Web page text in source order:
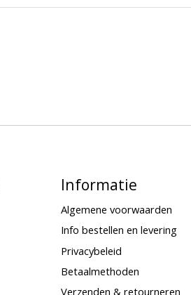
Informatie
Algemene voorwaarden
Info bestellen en levering
Privacybeleid
Betaalmethoden
Verzenden & retourneren